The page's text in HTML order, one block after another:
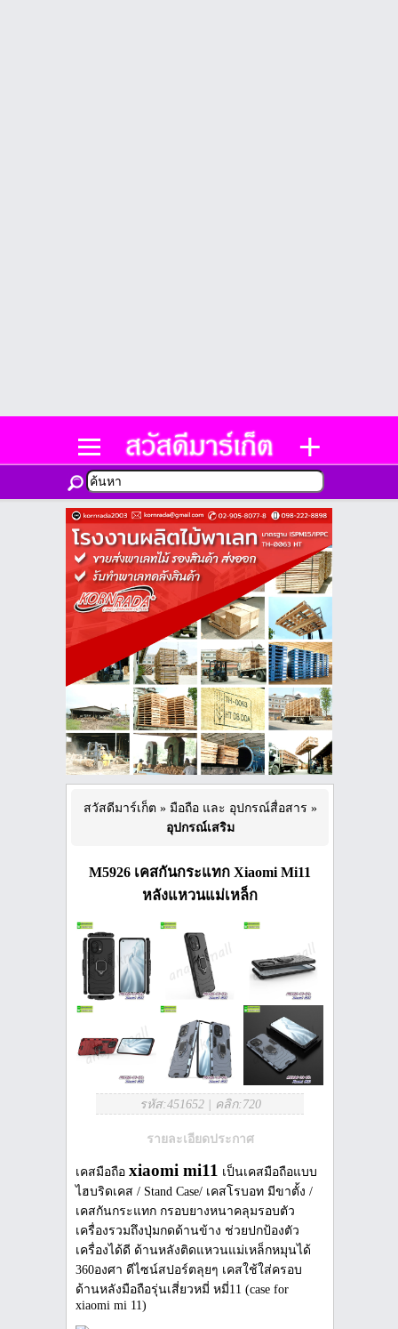
สวัสดีมาร์เก็ต » มือถือ และ อุปกรณ์สื่อสาร »
อุปกรณ์เสริม
M5926 เคสกันกระแทก Xiaomi Mi11
หลังแหวนแม่เหล็ก
รหัส:451652 คลิก:720
รายละเอียดประกาศ
เคสมือถือ xiaomi mi11 เป็นเคสมือถือแบบ
ไฮบริดเคส / Stand Case/ เคสโรบอท มีขาตั้ง /
เคสกันกระแทก กรอบยางหนาคลุมรอบตัว
เครื่องรวมถึงปุ่มกดด้านข้าง ช่วยปกป้องตัว
เครื่องได้ดี ด้านหลังติดแหวนแม่เหล็กหมุนได้
360องศา ดีไซน์สปอร์ตลุยๆ เคสใช้ใส่ครอบ
ด้านหลังมือถือรุ่นเสี่ยวหมี่ หมี่11 (case for
xiaomi mi 11)